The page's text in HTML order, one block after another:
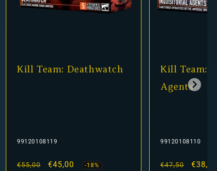
Kill Team: Deathwatch
99120108119
Normaler
€55,00 Verkaufspreis
€45,00 -18%
Kill Team:
Agents
99120108110
Normaler
€47,50 €38,90